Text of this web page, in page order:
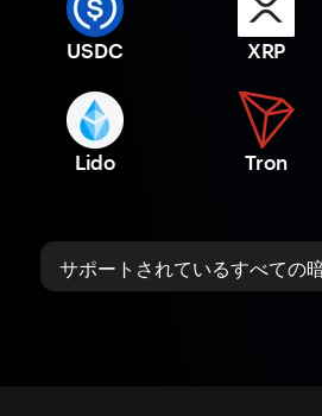
USDC XRP
Lido Tron
サポートされているすべての